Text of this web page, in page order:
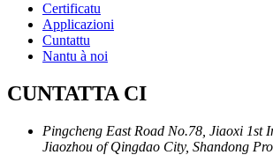
Certificatu
Applicazioni
Cuntattu
Nantu à noi
CUNTATTA CI
Pingcheng East Road No.78, Jiaoxi 1st
Jiaozhou of Qingdao City, Shandong